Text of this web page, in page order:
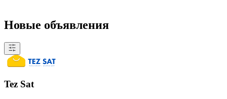
Новые объявления
Tez Sat